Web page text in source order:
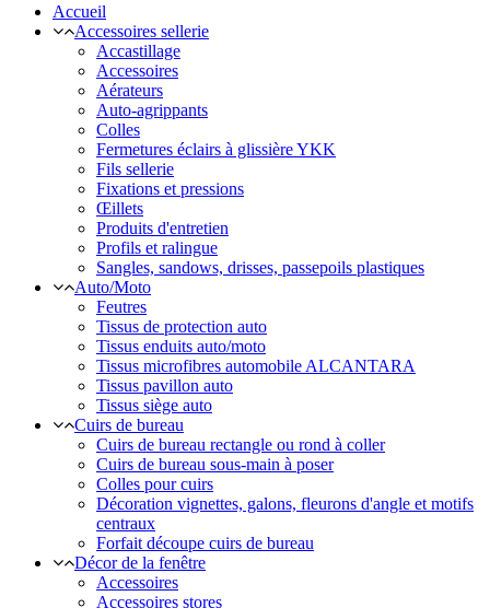
Accueil
Accessoires sellerie
Accastillage
Accessoires
Aérateurs
Auto-agrippants
Colles
Fermetures éclairs à glissière YKK
Fils sellerie
Fixations et pressions
Œillets
Produits d'entretien
Profils et ralingue
Sangles, sandows, drisses, passepoils plastiques
Auto/Moto
Feutres
Tissus de protection auto
Tissus enduits auto/moto
Tissus microfibres automobile ALCANTARA
Tissus pavillon auto
Tissus siège auto
Cuirs de bureau
Cuirs de bureau rectangle ou rond à coller
Cuirs de bureau sous-main à poser
Colles pour cuirs
Décoration vignettes, galons, fleurons d'angle et motifs
centraux
Forfait découpe cuirs de bureau
Décor de la fenêtre
Accessoires
Accessoires stores